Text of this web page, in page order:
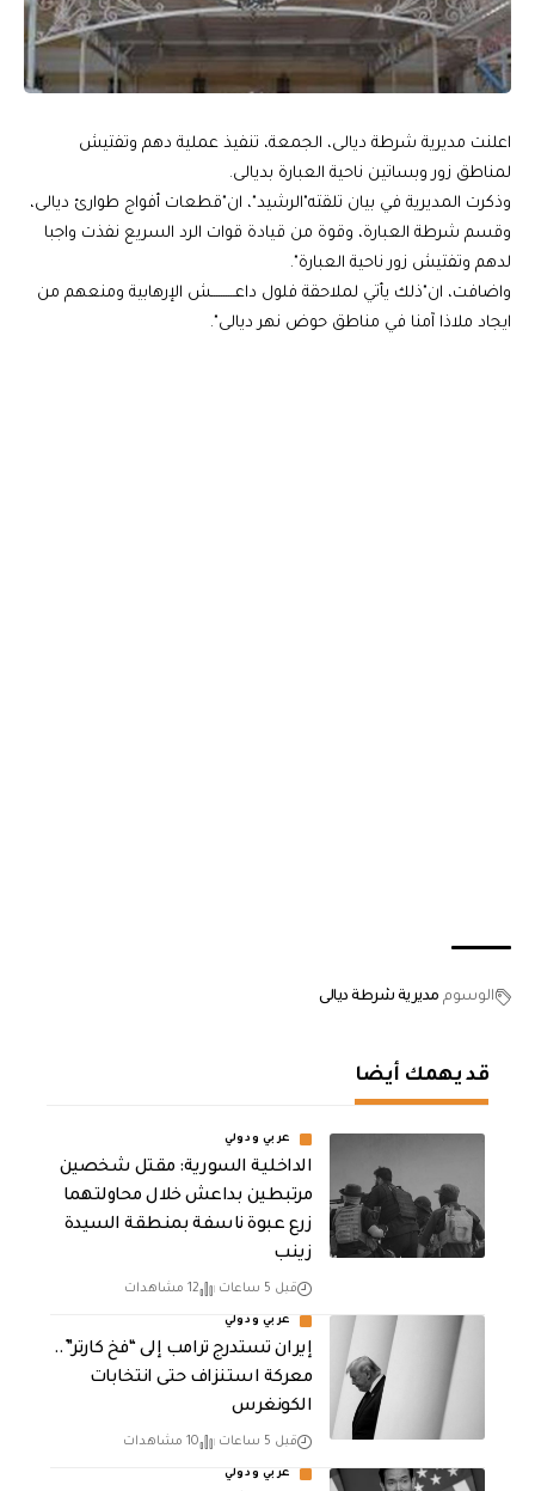
اعلنت مديرية شرطة ديالى، الجمعة، تنفيذ عملية دهم وتفتيش
لمناطق زور وبساتين ناحية العبارة بديالى.
وذكرت المديرية في بيان تلقته"الرشيد"، ان"قطعات أفواج طوارئ ديالى،
وقسم شرطة العبارة، وقوة من قيادة قوات الرد السريع نفذت واجبا
لدهم وتفتيش زور ناحية العبارة".
واضافت، ان"ذلك يأتي لملاحقة فلول داعــــــــــش الإرهابية ومنعهم من
ايجاد ملاذا آمنا في مناطق حوض نهر ديالى".
الوسوم مديرية شرطة ديالى
قد يهمك أيضا
عربي ودولي
الداخلية السورية: مقتل شخصين
مرتبطين بداعش خلال محاولتهما
زرع عبوة ناسفة بمنطقة السيدة
زينب
قبل 5 ساعات 12 مشاهدات
عربي ودولي
إيران تستدرج ترامب إلى “فخ كارتر”..
معركة استنزاف حتى انتخابات
الكونغرس
قبل 5 ساعات 10 مشاهدات
عربي ودولي